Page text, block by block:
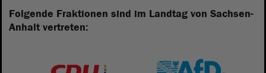
Folgende Fraktionen sind im Landtag von Sachsen-
Anhalt vertreten: